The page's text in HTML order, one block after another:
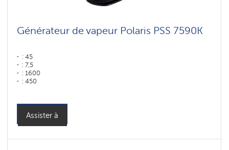
Générateur de vapeur Polaris PSS 7590K
: 45
: 7,5
: 1600
: 450
Assister à